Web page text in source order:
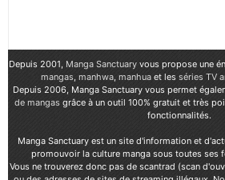
Depuis 2001, Manga Sanctuary vous propose une
mangas, manhwa, manhuaet les séries TV
Depuis 2006, Manga Sanctuary vous permet
de mangasgrâce à un outil 100% gratuit et très
fonctionnalités.
Manga Sanctuary est un site d'information et
promouvoir la culture manga sous toutes ses
Vous ne trouverez donc pas de scantrad (scan